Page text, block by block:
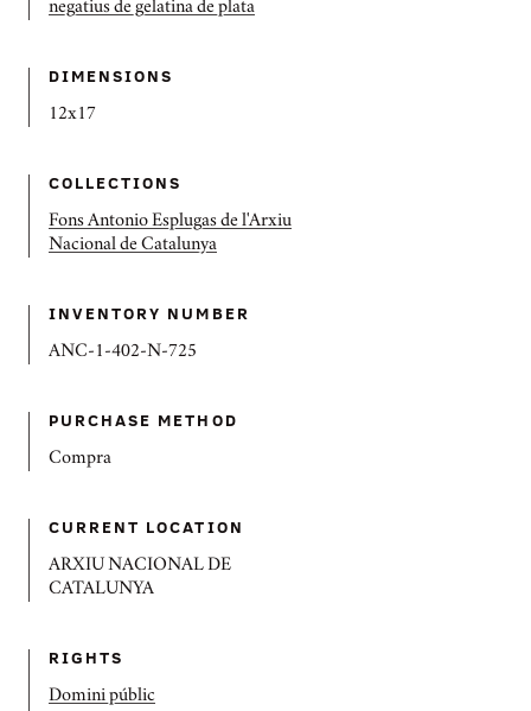
negatius de gelatina de plata
DIMENSIONS
12x17
COLLECTIONS
Fons Antonio Esplugas de l'Arxiu
Nacional de Catalunya
INVENTORY NUMBER
ANC-1-402-N-725
PURCHASE METHOD
Compra
CURRENT LOCATION
ARXIU NACIONAL DE
CATALUNYA
RIGHTS
Domini públic